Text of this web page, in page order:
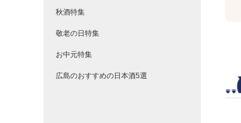
秋酒特集
敬老の日特集
お中元特集
広島のおすすめの日本酒5選